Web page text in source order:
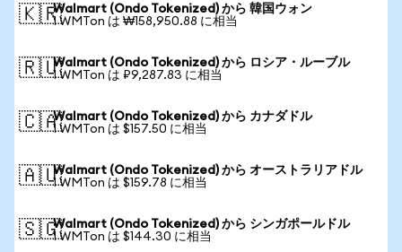
🇰🇷Walmart (Ondo Tokenized) から 韓国ウォン
1 WMTon は ₩158,950.88 に相当
🇷🇺Walmart (Ondo Tokenized) から ロシア・ルーブル
1 WMTon は ₽9,287.83 に相当
🇨🇦Walmart (Ondo Tokenized) から カナダドル
1 WMTon は $157.50 に相当
🇦🇺Walmart (Ondo Tokenized) から オーストラリアドル
1 WMTon は $159.78 に相当
🇸🇬Walmart (Ondo Tokenized) から シンガポールドル
1 WMTon は $144.30 に相当